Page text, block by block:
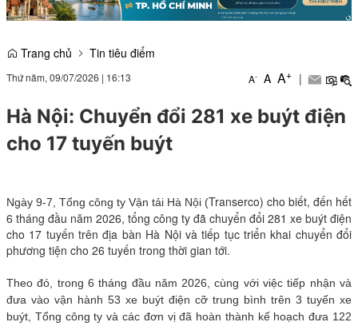
Trang chủ Tin tiêu điểm
Thứ năm, 09/07/2026 | 16:13 A- A A+ |
Hà Nội: Chuyển đổi 281 xe buýt điện
cho 17 tuyến buýt
Ngày 9-7, Tổng công ty Vận tải Hà Nội (Transerco) cho biết, đến hết
6 tháng đầu năm 2026, tổng công ty đã chuyển đổi 281 xe buýt điện
cho 17 tuyến trên địa bàn Hà Nội và tiếp tục triển khai chuyển đổi
phương tiện cho 26 tuyến trong thời gian tới.
Theo đó, trong 6 tháng đầu năm 2026, cùng với việc tiếp nhận và
đưa vào vận hành 53 xe buýt điện cỡ trung bình trên 3 tuyến xe
buýt, Tổng công ty và các đơn vị đã hoàn thành kế hoạch đưa 122